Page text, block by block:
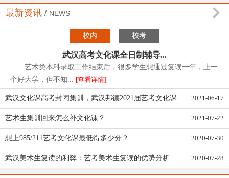
25、你们什么时候开班？
26、你们学校培训学习多长时间？
28、孩子3月份入学有优惠吗？
29、为什么现在报名和3月后报名的收费一样？
30、感觉学费有点贵，能否优惠一点？
31、你们的学费能分期交吗？学生在你们那儿学一...
32、孩子现在入学，可还要校考，怎么办？
33、目前在准备美术校考，文化课怎么衔接？
最新资讯 / NEWS
校内 校考
武汉高考文化课全日制辅导...
艺术类本科录取工作结束后，很多学生想通过复读一年，上一
个好大学，但不知... [查看详情]
武汉文化课高考封闭集训，武汉邦德2021届艺考文化课
集训班招生
2021-06-17
艺术生集训回来怎么补文化课？ 2021-07-22
想上985/211艺考文化课最低得多少分？ 2020-07-30
武汉美术生复读的利弊：艺考美术生复读的优势分析 2020-07-28